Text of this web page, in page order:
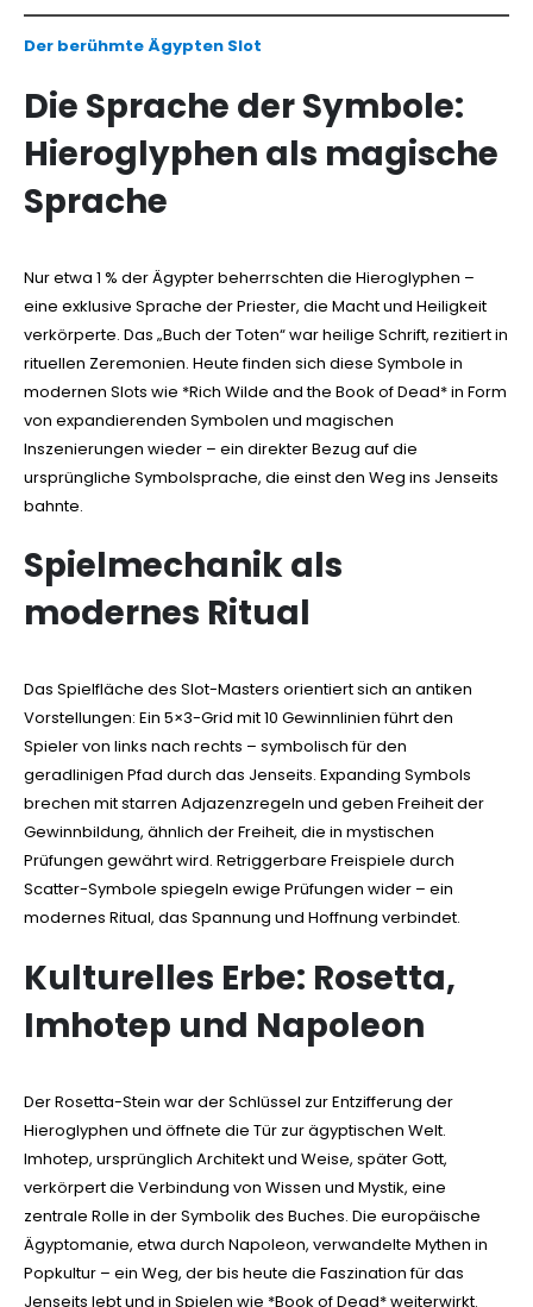
Der berühmte Ägypten Slot
Die Sprache der Symbole:
Hieroglyphen als magische
Sprache
Nur etwa 1 % der Ägypter beherrschten die Hieroglyphen –
eine exklusive Sprache der Priester, die Macht und Heiligkeit
verkörperte. Das „Buch der Toten“ war heilige Schrift, rezitiert in
rituellen Zeremonien. Heute finden sich diese Symbole in
modernen Slots wie *Rich Wilde and the Book of Dead* in Form
von expandierenden Symbolen und magischen
Inszenierungen wieder – ein direkter Bezug auf die
ursprüngliche Symbolsprache, die einst den Weg ins Jenseits
bahnte.
Spielmechanik als
modernes Ritual
Das Spielfläche des Slot-Masters orientiert sich an antiken
Vorstellungen: Ein 5×3-Grid mit 10 Gewinnlinien führt den
Spieler von links nach rechts – symbolisch für den
geradlinigen Pfad durch das Jenseits. Expanding Symbols
brechen mit starren Adjazenzregeln und geben Freiheit der
Gewinnbildung, ähnlich der Freiheit, die in mystischen
Prüfungen gewährt wird. Retriggerbare Freispiele durch
Scatter-Symbole spiegeln ewige Prüfungen wider – ein
modernes Ritual, das Spannung und Hoffnung verbindet.
Kulturelles Erbe: Rosetta,
Imhotep und Napoleon
Der Rosetta-Stein war der Schlüssel zur Entzifferung der
Hieroglyphen und öffnete die Tür zur ägyptischen Welt.
Imhotep, ursprünglich Architekt und Weise, später Gott,
verkörpert die Verbindung von Wissen und Mystik, eine
zentrale Rolle in der Symbolik des Buches. Die europäische
Ägyptomanie, etwa durch Napoleon, verwandelte Mythen in
Popkultur – ein Weg, der bis heute die Faszination für das
Jenseits lebt und in Spielen wie *Book of Dead* weiterwirkt.